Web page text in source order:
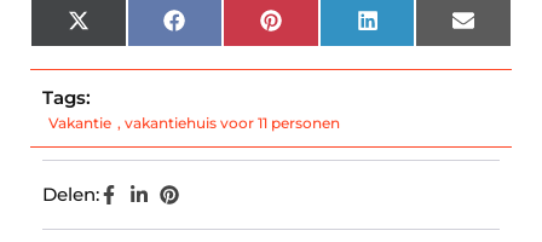
X
(Twitter)
Facebook Pinterest LinkedIn Email
Tags:
Vakantie , vakantiehuis voor 11 personen
Delen: